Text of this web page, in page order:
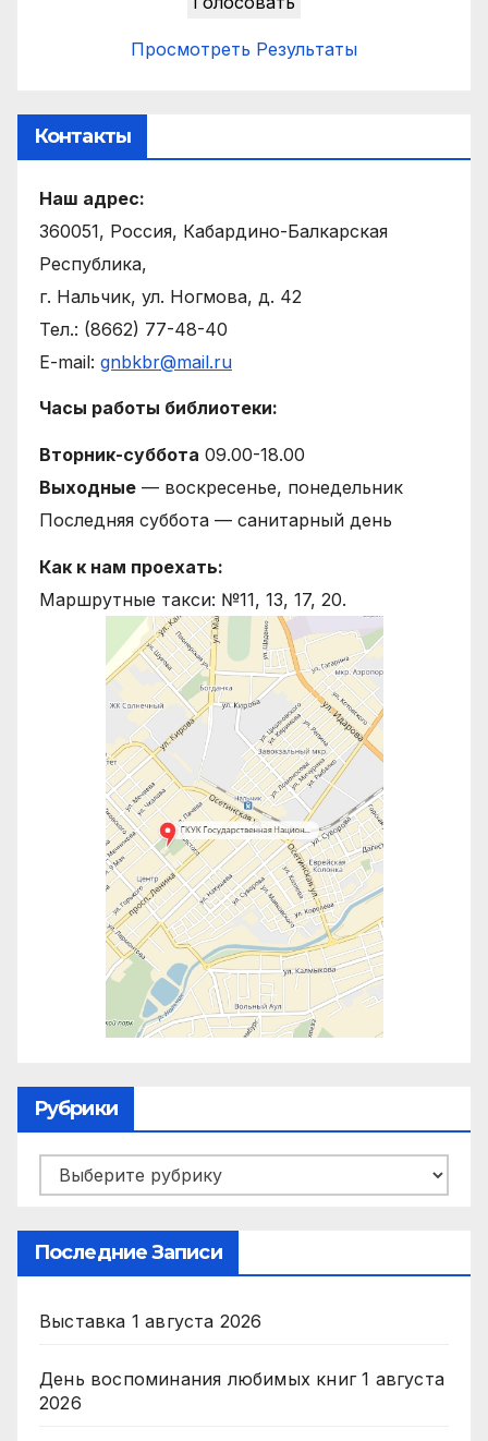
Просмотреть Результаты
Контакты
Наш адрес:
360051, Россия, Кабардино-Балкарская
Республика,
г. Нальчик, ул. Ногмова, д. 42
Тел.: (8662) 77-48-40
E-mail: gnbkbr@mail.ru
Часы работы библиотеки:
Вторник-суббота 09.00-18.00
Выходные — воскресенье, понедельник
Последняя суббота — санитарный день
Как к нам проехать:
Маршрутные такси: №11, 13, 17, 20.
Рубрики
Рубрики
Последние Записи
Выставка 1 августа 2026
День воспоминания любимых книг 1 августа
2026